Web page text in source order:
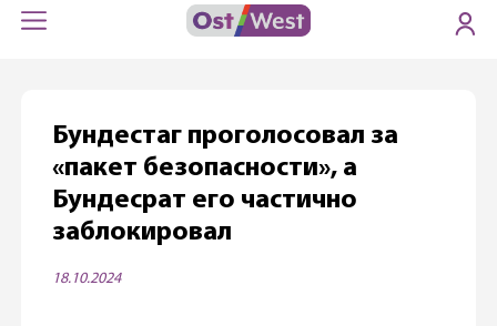
Бундестаг проголосовал за
«пакет безопасности», а
Бундесрат его частично
заблокировал
18.10.2024